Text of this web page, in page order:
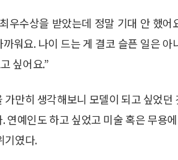
우수상을 받았는데 정말 기대 안 했
워요. 나이 드는 게 결코 슬픈 일은
싶어요.”
가만히 생각해보니 모델이 되고 싶었
연예인도 하고 싶었고 미술 혹은 무용
기였다.